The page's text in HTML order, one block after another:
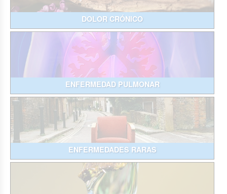
DOLOR CRÓNICO
ENFERMEDAD PULMONAR
ENFERMEDADES RARAS